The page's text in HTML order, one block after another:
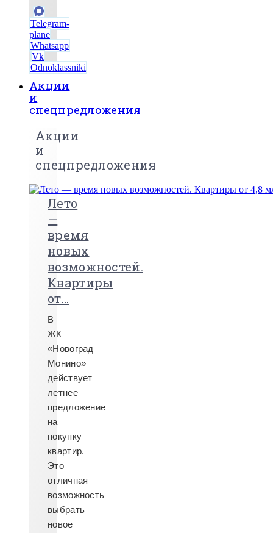
Telegram-
plane
Whatsapp
Vk
Odnoklassniki
Акции
и
спецпредложения
Акции
и
спецпредложения
Лето
—
время
новых
возможностей.
Квартиры
от...
В
ЖК
«Новоград
Монино»
действует
летнее
предложение
на
покупку
квартир.
Это
отличная
возможность
выбрать
новое